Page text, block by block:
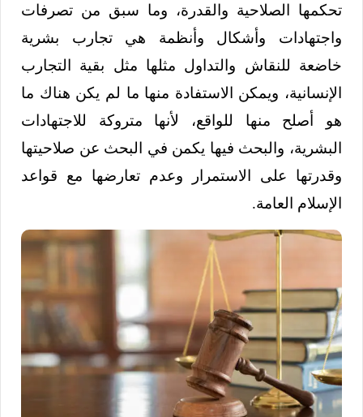
تحكمها الصلاحية والقدرة، وما سبق من تصرفات
واجتهادات وأشكال وأنظمة هي تجارب بشرية
خاضعة للنقاش والتداول مثلها مثل بقية التجارب
الإنسانية، ويمكن الاستفادة منها ما لم يكن هناك ما
هو أصلح منها للواقع، لأنها متروكة للاجتهادات
البشرية، والبحث فيها يكمن في البحث عن صلاحيتها
وقدرتها على الاستمرار وعدم تعارضها مع قواعد
الإسلام العامة.